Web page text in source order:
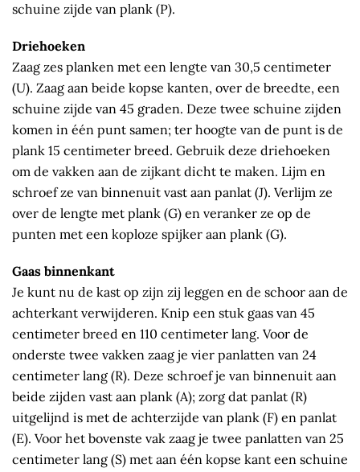
schuine zijde van plank (P).
Driehoeken
Zaag zes planken met een lengte van 30,5 centimeter
(U). Zaag aan beide kopse kanten, over de breedte, een
schuine zijde van 45 graden. Deze twee schuine zijden
komen in één punt samen; ter hoogte van de punt is de
plank 15 centimeter breed. Gebruik deze driehoeken
om de vakken aan de zijkant dicht te maken. Lijm en
schroef ze van binnenuit vast aan panlat (J). Verlijm ze
over de lengte met plank (G) en veranker ze op de
punten met een koploze spijker aan plank (G).
Gaas binnenkant
Je kunt nu de kast op zijn zij leggen en de schoor aan de
achterkant verwijderen. Knip een stuk gaas van 45
centimeter breed en 110 centimeter lang. Voor de
onderste twee vakken zaag je vier panlatten van 24
centimeter lang (R). Deze schroef je van binnenuit aan
beide zijden vast aan plank (A); zorg dat panlat (R)
uitgelijnd is met de achterzijde van plank (F) en panlat
(E). Voor het bovenste vak zaag je twee panlatten van 25
centimeter lang (S) met aan één kopse kant een schuine